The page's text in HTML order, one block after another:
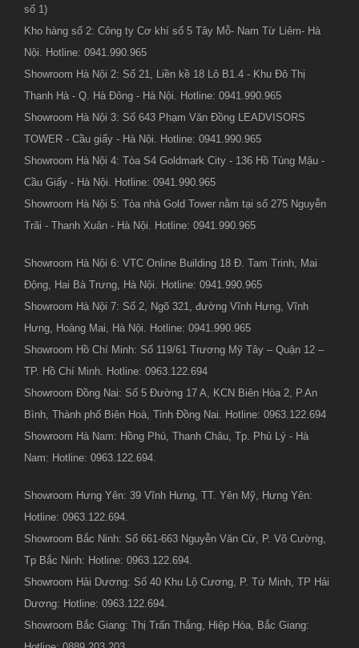
số 1)
Kho hàng số 2: Công ty Cơ khí số 5 Tây Mỗ- Nam Từ Liêm- Hà
Nội. Hotline: 0941.990.965
Showroom Hà Nội 2: Số 21, Liền kề 18 Lô B1.4 - Khu Đô Thị
Thanh Hà - Q. Hà Đông - Hà Nội. Hotline: 0941.990.965
Showroom Hà Nội 3: Số 643 Phạm Văn Đồng LEADVISORS
TOWER - Cầu giấy - Hà Nội. Hotline: 0941.990.965
Showroom Hà Nội 4: Tòa S4 Goldmark City - 136 Hồ Tùng Mậu -
Cầu Giấy - Hà Nội. Hotline: 0941.990.965
Showroom Hà Nội 5: Tòa nhà Gold Tower nằm tại số 275 Nguyễn
Trãi - Thanh Xuân - Hà Nội. Hotline: 0941.990.965
Showroom Hà Nội 6: VTC Online Building 18 Đ. Tam Trinh, Mai
Động, Hai Bà Trưng, Hà Nội. Hotline: 0941.990.965
Showroom Hà Nội 7: Số 2, Ngõ 321, đường Vĩnh Hưng, Vĩnh
Hưng, Hoàng Mai, Hà Nội. Hotline: 0941.990.965
Showroom Hồ Chí Minh: Số 119/61 Trương Mỹ Tây – Quận 12 –
TP. Hồ Chí Minh. Hotline: 0963.122.694
Showroom Đồng Nai: Số 5 Đường 17 A, KCN Biên Hòa 2, P.An
Bình, Thành phố Biên Hoà, Tỉnh Đồng Nai. Hotline: 0963.122.694
Showroom Hà Nam: Hồng Phú, Thanh Châu, Tp. Phủ Lý - Hà
Nam: Hotline: 0963.122.694.
Showroom Hưng Yên: 39 Vĩnh Hưng, TT. Yên Mỹ, Hưng Yên:
Hotline: 0963.122.694.
Showroom Bắc Ninh: Số 661-663 Nguyễn Văn Cừ, P. Võ Cường,
Tp Bắc Ninh: Hotline: 0963.122.694.
Showroom Hải Dương: Số 40 Khu Lộ Cương, P. Tứ Minh, TP Hải
Dương: Hotline: 0963.122.694.
Showroom Bắc Giang: Thị Trấn Thắng, Hiệp Hòa, Bắc Giang: